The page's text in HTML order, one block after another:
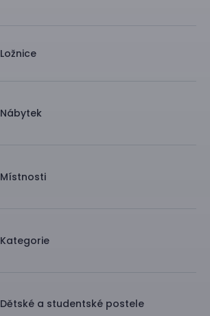
Ložnice
Nábytek
Místnosti
Kategorie
Dětské a studentské postele